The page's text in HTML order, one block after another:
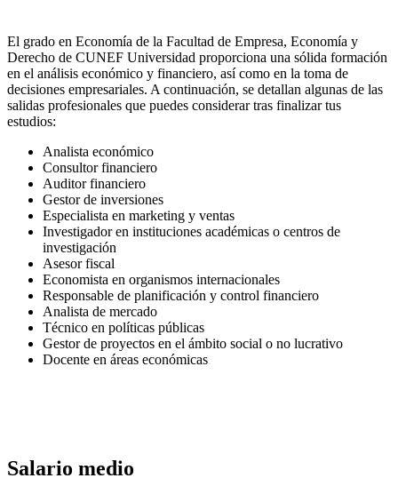
El grado en Economía de la Facultad de Empresa, Economía y
Derecho de CUNEF Universidad proporciona una sólida formación
en el análisis económico y financiero, así como en la toma de
decisiones empresariales. A continuación, se detallan algunas de las
salidas profesionales que puedes considerar tras finalizar tus
estudios:
Analista económico
Consultor financiero
Auditor financiero
Gestor de inversiones
Especialista en marketing y ventas
Investigador en instituciones académicas o centros de
investigación
Asesor fiscal
Economista en organismos internacionales
Responsable de planificación y control financiero
Analista de mercado
Técnico en políticas públicas
Gestor de proyectos en el ámbito social o no lucrativo
Docente en áreas económicas
Salario medio